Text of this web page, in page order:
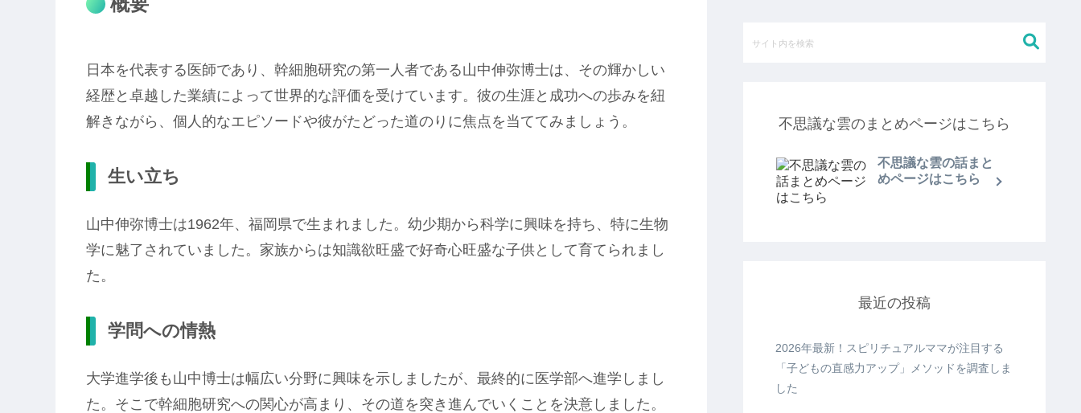
日本を代表する医師であり、幹細胞研究の第一人者である山中伸弥博士は、その輝かしい
経歴と卓越した業績によって世界的な評価を受けています。彼の生涯と成功への歩みを紐
解きながら、個人的なエピソードや彼がたどった道のりに焦点を当ててみましょう。
生い立ち
山中伸弥博士は1962年、福岡県で生まれました。幼少期から科学に興味を持ち、特に生物
学に魅了されていました。家族からは知識欲旺盛で好奇心旺盛な子供として育てられまし
た。
学問への情熱
大学進学後も山中博士は幅広い分野に興味を示しましたが、最終的に医学部へ進学しまし
た。そこで幹細胞研究への関心が高まり、その道を突き進んでいくことを決意しました。
不思議な雲のまとめページはこちら
不思議な雲の話まと
めページはこちら
最近の投稿
2026年最新！スピリチュアルママが注目する
「子どもの直感力アップ」メソッドを調査しま
した